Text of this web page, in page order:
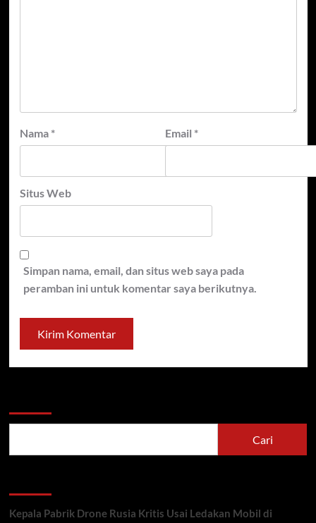
Nama * Email *
Situs Web
Simpan nama, email, dan situs web saya pada
peramban ini untuk komentar saya berikutnya.
Cari
Kepala Pabrik Drone Rusia Kritis Usai Ledakan Mobil di